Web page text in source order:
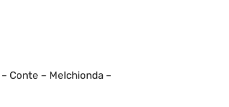
Conte – Melchionda –